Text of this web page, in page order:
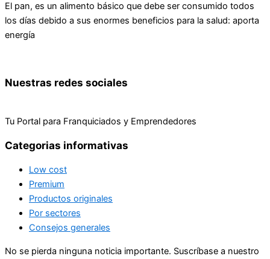
El pan, es un alimento básico que debe ser consumido todos
los días debido a sus enormes beneficios para la salud: aporta
energía
Nuestras redes sociales
Tu Portal para Franquiciados y Emprendedores
Categorias informativas
Low cost
Premium
Productos originales
Por sectores
Consejos generales
No se pierda ninguna noticia importante. Suscríbase a nuestro